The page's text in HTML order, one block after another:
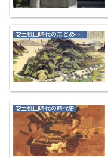
安土桃山時代のまとめ・その他記事
安土桃山時代の時代史